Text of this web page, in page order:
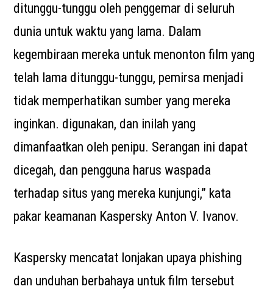
ditunggu-tunggu oleh penggemar di seluruh
dunia untuk waktu yang lama. Dalam
kegembiraan mereka untuk menonton film yang
telah lama ditunggu-tunggu, pemirsa menjadi
tidak memperhatikan sumber yang mereka
inginkan. digunakan, dan inilah yang
dimanfaatkan oleh penipu. Serangan ini dapat
dicegah, dan pengguna harus waspada
terhadap situs yang mereka kunjungi,” kata
pakar keamanan Kaspersky Anton V. Ivanov.
Kaspersky mencatat lonjakan upaya phishing
dan unduhan berbahaya untuk film tersebut